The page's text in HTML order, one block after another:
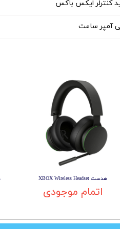
کنترلر ایکس باکس
هدست XBOX Wireless Headset
اتمام موجودی